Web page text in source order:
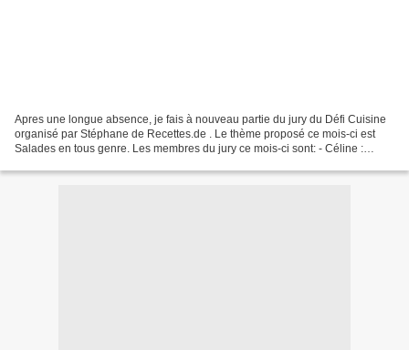
Apres une longue absence, je fais à nouveau partie du jury du Défi Cuisine
organisé par Stéphane de Recettes.de . Le thème proposé ce mois-ci est
Salades en tous genre. Les membres du jury ce mois-ci sont: - Céline :